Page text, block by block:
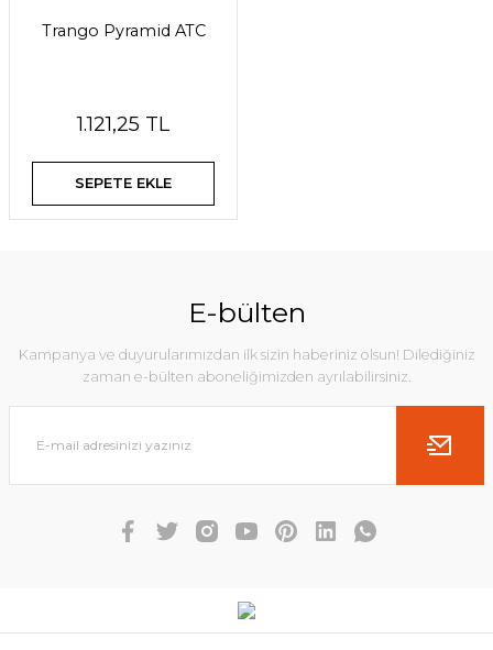
Trango Pyramid ATC
1.121,25 TL
SEPETE EKLE
E-bülten
Kampanya ve duyurularımızdan ilk sizin haberiniz olsun! Dilediğiniz
zaman e-bülten aboneliğimizden ayrılabilirsiniz.